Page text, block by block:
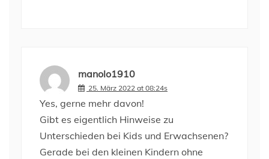
manolo1910
25. März 2022 at 08:24s
Yes, gerne mehr davon!
Gibt es eigentlich Hinweise zu
Unterschieden bei Kids und Erwachsenen?
Gerade bei den kleinen Kindern ohne